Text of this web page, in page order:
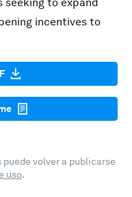
incentives to
volver a publicarse
uso.